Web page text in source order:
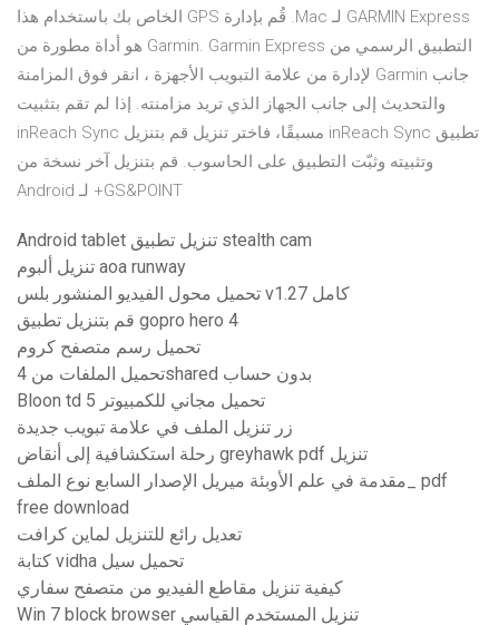
GARMIN Express لـ Mac. قُم بإدارة GPS الخاص بك باستخدام هذا
التطبيق الرسمي من Garmin. Garmin Express هو أداة مطورة من
جانب Garmin لإدارة من علامة التبويب الأجهزة ، انقر فوق المزامنة
والتحديث إلى جانب الجهاز الذي تريد مزامنته. إذا لم تقم بتثبيت
تطبيق inReach Sync مسبقًا، فاختر تنزيل قم بتنزيل inReach Sync
وتثبيته وثبّت التطبيق على الحاسوب. قم بتنزيل آخر نسخة من
GS&POINT+ لـ Android
Android tablet تنزيل تطبيق stealth cam
تنزيل ألبوم aoa runway
تحميل محول الفيديو المنشور بلس v1.27 كامل
قم بتنزيل تطبيق gopro hero 4
تحميل رسم متصفح كروم
تحميل الملفات من 4shared بدون حساب
Bloon td 5 تحميل مجاني للكمبيوتر
زر تنزيل الملف في علامة تبويب جديدة
رحلة استكشافية إلى أنقاض greyhawk pdf تنزيل
مقدمة في علم الأوبئة ميريل الإصدار السابع نوع الملف_ pdf
free download
تعديل رائع للتنزيل لماين كرافت
كتابة vidha تحميل سيل
كيفية تنزيل مقاطع الفيديو من متصفح سفاري
Win 7 block browser تنزيل المستخدم القياسي